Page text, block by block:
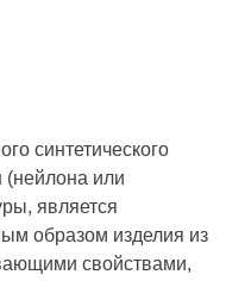
синтетического
(нейлона или
является
образом изделия из
свойствами,